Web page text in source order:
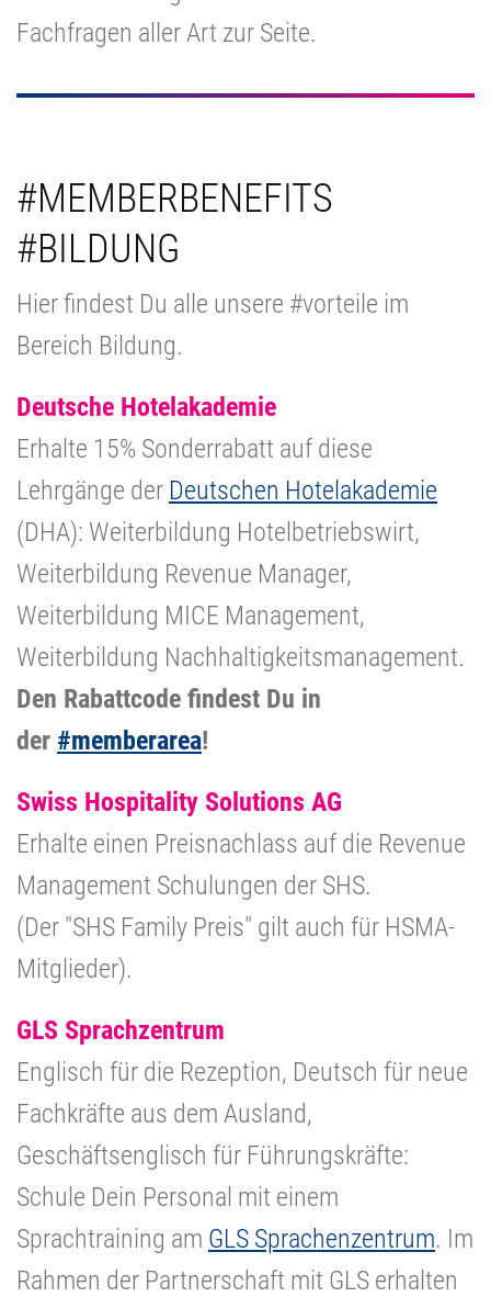
Fachfragen aller Art zur Seite.
#MEMBERBENEFITS
#BILDUNG
Hier findest Du alle unsere #vorteile im
Bereich Bildung.
Deutsche Hotelakademie
Erhalte 15% Sonderrabatt auf diese
Lehrgänge der Deutschen Hotelakademie
(DHA): Weiterbildung Hotelbetriebswirt,
Weiterbildung Revenue Manager,
Weiterbildung MICE Management,
Weiterbildung Nachhaltigkeitsmanagement.
Den Rabattcode findest Du in
der #memberarea!
Swiss Hospitality Solutions AG
Erhalte einen Preisnachlass auf die Revenue
Management Schulungen der SHS.
(Der "SHS Family Preis" gilt auch für HSMA-
Mitglieder).
GLS Sprachzentrum
Englisch für die Rezeption, Deutsch für neue
Fachkräfte aus dem Ausland,
Geschäftsenglisch für Führungskräfte:
Schule Dein Personal mit einem
Sprachtraining am GLS Sprachenzentrum. Im
Rahmen der Partnerschaft mit GLS erhalten